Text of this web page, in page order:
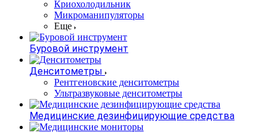
Криохолодильник
Микроманипуляторы
Еще
Буровой инструмент
Денситометры
Рентгеновские денситометры
Ультразвуковые денситометры
Медицинские дезинфицирующие средства